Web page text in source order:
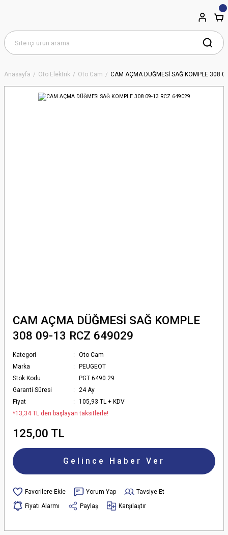
Anasayfa Oto Elektrik Oto Cam CAM AÇMA DÜĞMESİ SAĞ KOMPLE 308
CAM AÇMA DÜĞMESİ SAĞ KOMPLE
308 09-13 RCZ 649029
Kategori
Oto Cam
Marka
PEUGEOT
Stok Kodu
PGT 6490.29
Garanti Süresi
24 Ay
Fiyat
105,93 TL + KDV
*13,34 TL den başlayan taksitlerle!
125,00 TL
Gelince Haber Ver
Yorum Yap
Tavsiye Et
Fiyatı Alarmı
Paylaş Karşılaştır